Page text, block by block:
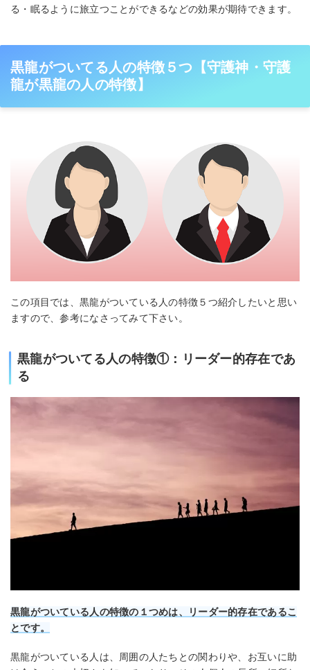
る・眠るように旅立つことができるなどの効果が期待できます。
黒龍がついてる人の特徴５つ【守護神・守護
龍が黒龍の人の特徴】
この項目では、黒龍がついている人の特徴５つ紹介したいと思い
ますので、参考になさってみて下さい。
黒龍がついてる人の特徴①：リーダー的存在であ
る
黒龍がついている人の特徴の１つめは、リーダー的存在であるこ
とです。
黒龍がついている人は、周囲の人たちとの関わりや、お互いに助